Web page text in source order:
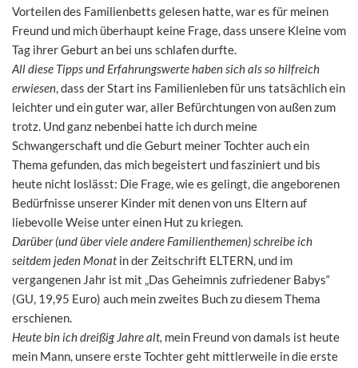
Vorteilen des Familienbetts gelesen hatte, war es für meinen
Freund und mich überhaupt keine Frage, dass unsere Kleine vom
Tag ihrer Geburt an bei uns schlafen durfte.
All diese Tipps und Erfahrungswerte haben sich als so hilfreich
erwiesen, dass der Start ins Familienleben für uns tatsächlich ein
leichter und ein guter war, aller Befürchtungen von außen zum
trotz. Und ganz nebenbei hatte ich durch meine
Schwangerschaft und die Geburt meiner Tochter auch ein
Thema gefunden, das mich begeistert und fasziniert und bis
heute nicht loslässt: Die Frage, wie es gelingt, die angeborenen
Bedürfnisse unserer Kinder mit denen von uns Eltern auf
liebevolle Weise unter einen Hut zu kriegen.
Darüber (und über viele andere Familienthemen) schreibe ich
seitdem jeden Monatin der Zeitschrift ELTERN, und im
vergangenen Jahr ist mit „Das Geheimnis zufriedener Babys“
(GU, 19,95 Euro) auch mein zweites Buch zu diesem Thema
erschienen.
Heute bin ich dreißig Jahre alt, mein Freund von damals ist heute
mein Mann, unsere erste Tochter geht mittlerweile in die erste